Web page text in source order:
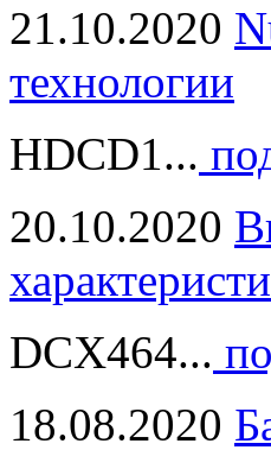
21.10.2020
технологии
HDCD1...
20.10.2020
DCX464...
18.08.2020